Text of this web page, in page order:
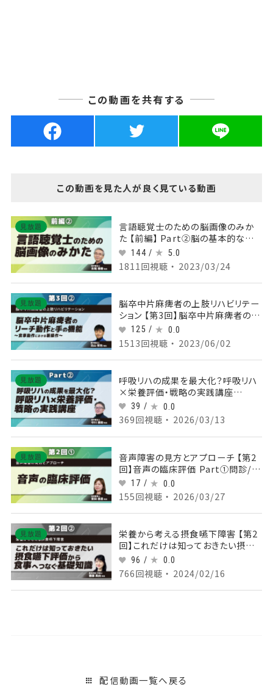
この動画を共有する
この動画を見た人が良く見ている動画
見放題
言語聴覚士のための脳画像のみか
た 【前編】 Part②脳の基本的な解
剖と脳卒中の脳画像1
144 / 5.0
1811回視聴 ・ 2023/03/24
見放題
脳卒中片麻痺者の上肢リハビリテー
ション 【第3回】脳卒中片麻痺者のリ
ーチ動作と手の機能～食事動作にお
ける箸操作～ Part②食事動作にお
ける上肢・手の機能2
125 / 0.0
1513回視聴 ・ 2023/06/02
見放題
呼吸リハの成果を最大化？呼吸リハ
×栄養評価・戦略の実践講座
Part②4つの栄養評価＆負荷量戦略
ガイド
39 / 0.0
369回視聴 ・ 2026/03/13
見放題
音声障害の見方とアプローチ 【第2
回】音声の臨床評価 Part①問診/喉
頭の観察
17 / 0.0
155回視聴 ・ 2026/03/27
見放題
栄養から考える摂食嚥下障害 【第2
回】これだけは知っておきたい摂食
嚥下評価から食事へつなぐ基礎知識
Part②摂食嚥下評価
96 / 0.0
766回視聴 ・ 2024/02/16
配信動画一覧へ戻る